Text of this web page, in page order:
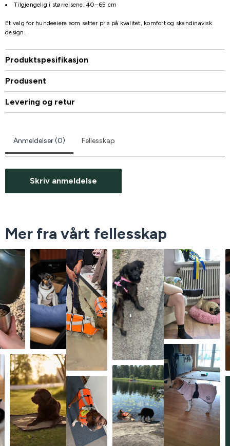
Tilgjengelig i størrelsene: 40–65 cm
Et valg for hundeeiere som setter pris på kvalitet, komfort og skandinavisk
design.
Produktspesifikasjon
Produsent
Levering og retur
Anmeldelser (0) Fellesskap
Skriv anmeldelse
Mer fra vårt fellesskap